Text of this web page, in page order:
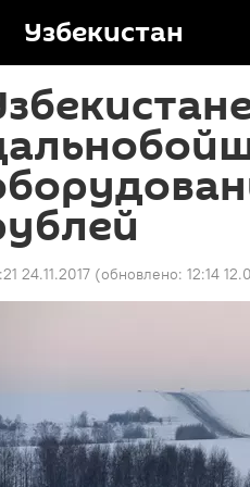
Узбекистан
24.11.2017 (обновлено: 12:14